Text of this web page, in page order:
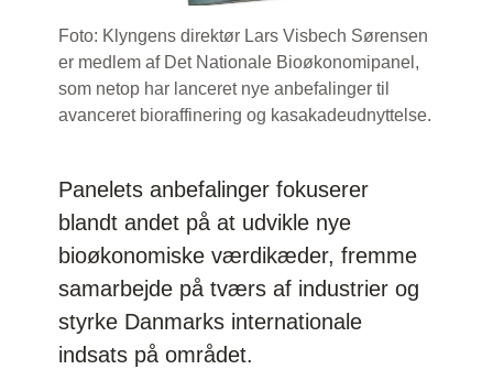
Foto: Klyngens direktør Lars Visbech Sørensen
er medlem af Det Nationale Bioøkonomipanel,
som netop har lanceret nye anbefalinger til
avanceret bioraffinering og kasakadeudnyttelse.
Panelets anbefalinger fokuserer
blandt andet på at udvikle nye
bioøkonomiske værdikæder, fremme
samarbejde på tværs af industrier og
styrke Danmarks internationale
indsats på området.